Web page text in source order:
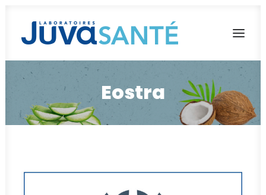
L’AVENTURE JUVA SANTÉ
NOS MARQUES
Eostra